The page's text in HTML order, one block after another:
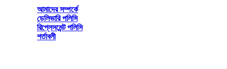
আমাদের সম্পর্কে
ডেলিভারি পলিসি
রিপ্লেসমেন্ট পলিসি
শর্তাবলী